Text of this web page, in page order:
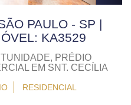
PAULO - SP |
KA3529
PRÉDIO
EM SNT. CECÍLIA
RESIDENCIAL